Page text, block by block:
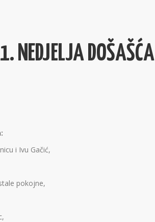
NEDJELJA DOŠAŠĆA
i Ivu Gačić,
pokojne,